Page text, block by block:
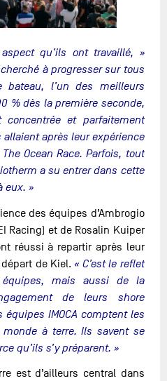
qu’ils ont travaillé, »
à progresser sur tous
l’un des meilleurs
% dès la première seconde,
et parfaitement
après leur expérience
Ocean Race. Parfois, tout
a su entrer dans cette
eux. »
des équipes d’Ambrogio
Racing) et de Rosalin Kuiper
réussi à repartir après leur
de Kiel. « C’est le reflet
mais aussi de la
de leurs shore
équipes IMOCA comptent les
à terre. Ils savent se
qu’ils s’y préparent. »
est d’ailleurs central dans